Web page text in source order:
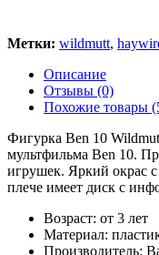
Метки: wildmutt,
Описание
Отзывы (0)
Похожие товары
Фигурка Ben 10
мультфильма Ben 10.
игрушек. Яркий окрас с
плече имеет диск с
Возраст: от 3 лет
Материал:
Производитель: